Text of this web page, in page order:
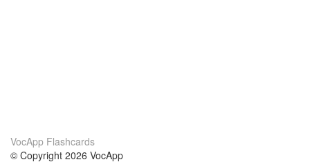
VocApp Flashcards
© Copyright 2026 VocApp